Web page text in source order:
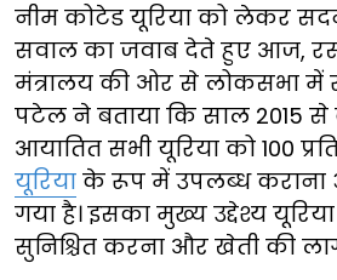
नीम कोटेड यूरिया को लेकर
सवाल का जवाब देते हुए आज,
मंत्रालय की ओर से लोकसभा में
पटेल ने बताया कि साल 2015 से
आयातित सभी यूरिया को 100
यूरिया के रूप में उपलब्ध कराना
गया है। इसका मुख्य उद्देश्य
सुनिश्चित करना और खेती की